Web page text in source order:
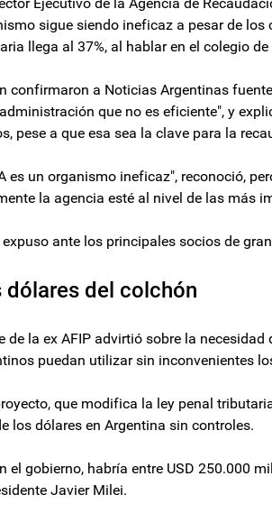
sigue siendo ineficaz a pesar de
llega al 37%, al hablar en el colegio
confirmaron a Noticias Argentinas
que no es eficiente", y
pese a que esa sea la clave para la
es un organismo ineficaz", reconoció,
la agencia esté al nivel de las más
expuso ante los principales socios de
dólares del colchón
de la ex AFIP advirtió sobre la
puedan utilizar sin inconvenientes
que modifica la ley penal
los dólares en Argentina sin controles.
el gobierno, habría entre USD 250.000
Javier Milei.